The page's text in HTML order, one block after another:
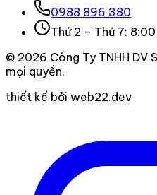
0988 896 380
Thứ 2 – Thứ 7:
© 2026 Công Ty TNHH DV
mọi quyền.
thiết kế bởi web22.dev